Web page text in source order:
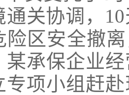
关协调，
险区安全撤
某承保企业
专项小组赶